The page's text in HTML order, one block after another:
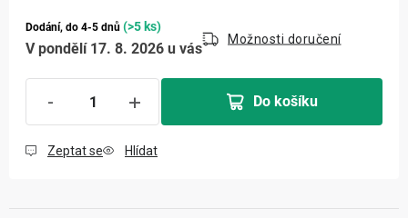
Dodání, do 4-5 dnů (>5 ks)
V pondělí 17. 8. 2026 u vás
Možnosti doručení
Do košíku
Zeptat se Hlídat